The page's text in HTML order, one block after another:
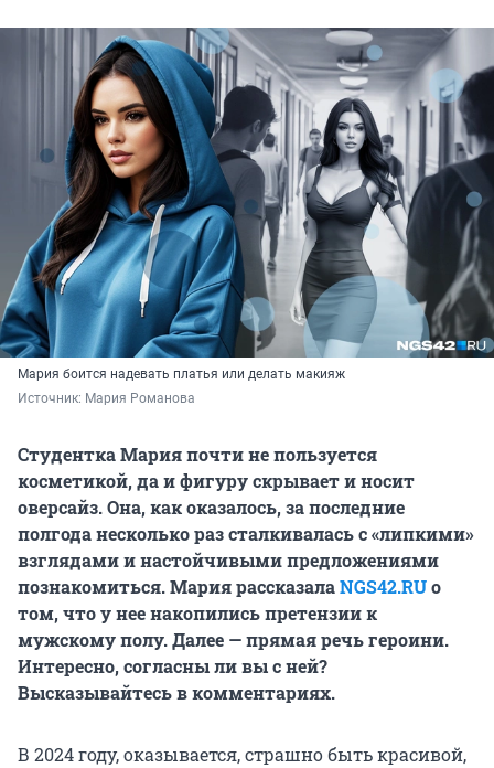
Мария боится надевать платья или делать макияж
Источник: Мария Романова
Студентка Мария почти не пользуется
косметикой, да и фигуру скрывает и носит
оверсайз. Она, как оказалось, за последние
полгода несколько раз сталкивалась с «липкими»
взглядами и настойчивыми предложениями
познакомиться. Мария рассказалаNGS42.RUо
том, что у нее накопились претензии к
мужскому полу. Далее — прямая речь героини.
Интересно, согласны ли вы с ней?
Высказывайтесь в комментариях.
В 2024 году, оказывается, страшно быть красивой,